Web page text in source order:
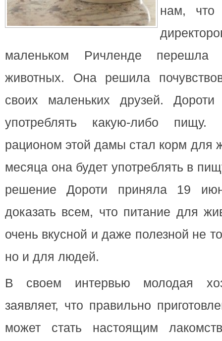
нам, что
маленьком Ричленде
животных. Она решила
своих маленьких друзей. Дороти
употреблять какую-либо пищу.
рационом этой дамы стал корм для
месяца она будет употреблять в
решение Дороти приняла 19
доказать всем, что питание для
очень вкусной и даже полезной не
но и для людей.
В своем интервью молодая
заявляет, что правильно
может стать настоящим